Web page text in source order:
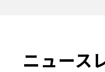
ニュース